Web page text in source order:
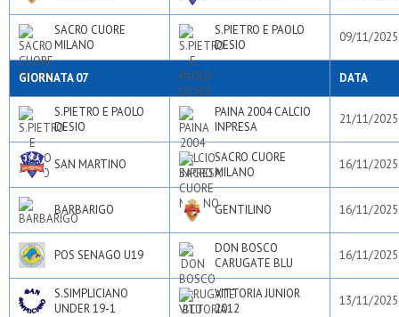
SACRO CUORE
MILANO
S.PIETRO E PAOLO
DESIO
09/11/2025
GIORNATA 07 DATA
S.PIETRO E PAOLO
DESIO
PAINA 2004 CALCIO
INPRESA
21/11/2025
SAN MARTINO
SACRO CUORE
MILANO
16/11/2025
BARBARIGO GENTILINO 16/11/2025
POS SENAGO U19
DON BOSCO
CARUGATE BLU
16/11/2025
S.SIMPLICIANO
UNDER 19-1
VITTORIA JUNIOR
2012
13/11/2025